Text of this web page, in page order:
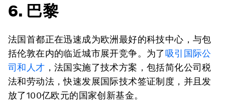
6. 巴黎
法国首都正在迅速成为欧洲最好的科技中心，与包
括伦敦在内的临近城市展开竞争。为了吸引国际公
司和人才 ，法国实施了技术方案，包括简化公司税
法和劳动法，快速发展国际技术签证制度，并且发
放了100亿欧元的国家创新基金。